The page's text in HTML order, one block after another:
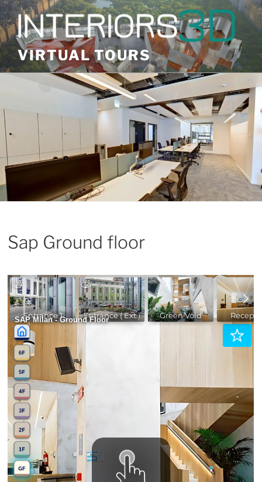
Skip
to
content
VIRTUAL TOURS
Sap Ground floor